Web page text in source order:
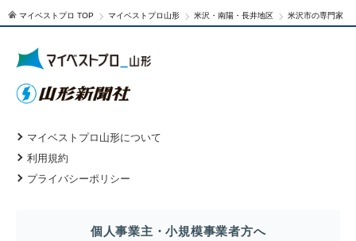
マイベストプロ TOP マイベストプロ山形 米沢・南陽・長井地区 米沢市の専門家
マイベストプロ山形について
利用規約
プライバシーポリシー
個人事業主・小規模事業者方へ